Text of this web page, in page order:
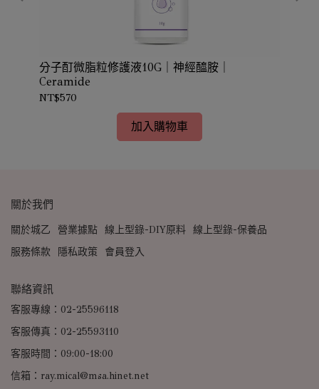
分子酊微脂粒修護液10G｜神經醯胺｜
Ceramide
NT$570
加入購物車
關於我們
關於城乙 營業據點 線上型錄-DIY原料 線上型錄-保養品
服務條款
隱私政策 會員登入
聯絡資訊
客服專線：02-25596118
客服傳真：02-25593110
客服時間：09:00-18:00
信箱：ray.mical@msa.hinet.net